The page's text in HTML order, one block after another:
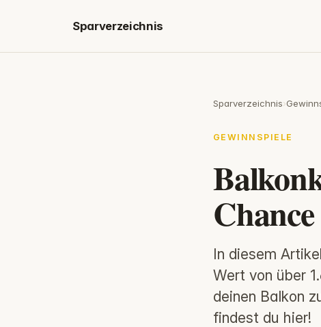
Sparverzeichnis
Sparverzeichnis›
GEWINNSPIELE
In diesem
Wert von über
deinen Balkon
findest du hier!